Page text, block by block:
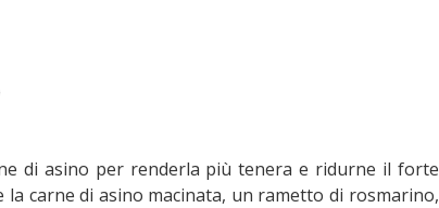
di asino per renderla più tenera e ridurne il forte
carne di asino macinata, un rametto di rosmarino,